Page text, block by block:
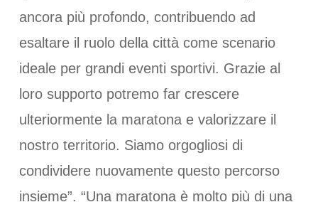
ancora più profondo, contribuendo ad
esaltare il ruolo della città come scenario
ideale per grandi eventi sportivi. Grazie al
loro supporto potremo far crescere
ulteriormente la maratona e valorizzare il
nostro territorio. Siamo orgogliosi di
condividere nuovamente questo percorso
insieme”. “Una maratona è molto più di una